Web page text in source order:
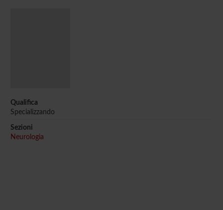
Qualifica
Specializzando
Sezioni
Neurologia